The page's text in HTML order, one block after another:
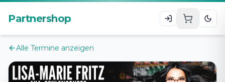
Partnershop
Alle Termine anzeigen